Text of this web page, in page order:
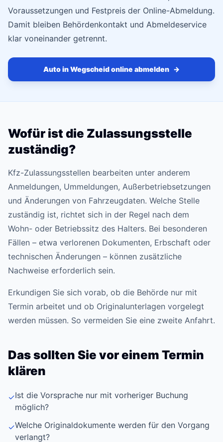
Voraussetzungen und Festpreis der Online-Abmeldung.
Damit bleiben Behördenkontakt und Abmeldeservice
klar voneinander getrennt.
Auto in Wegscheid online abmelden →
Wofür ist die Zulassungsstelle
zuständig?
Kfz-Zulassungsstellen bearbeiten unter anderem
Anmeldungen, Ummeldungen, Außerbetriebsetzungen
und Änderungen von Fahrzeugdaten. Welche Stelle
zuständig ist, richtet sich in der Regel nach dem
Wohn- oder Betriebssitz des Halters. Bei besonderen
Fällen – etwa verlorenen Dokumenten, Erbschaft oder
technischen Änderungen – können zusätzliche
Nachweise erforderlich sein.
Erkundigen Sie sich vorab, ob die Behörde nur mit
Termin arbeitet und ob Originalunterlagen vorgelegt
werden müssen. So vermeiden Sie eine zweite Anfahrt.
Das sollten Sie vor einem Termin
klären
✓Ist die Vorsprache nur mit vorheriger Buchung
möglich?
✓Welche Originaldokumente werden für den Vorgang
verlangt?